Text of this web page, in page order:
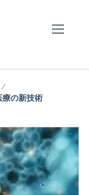
の新技術